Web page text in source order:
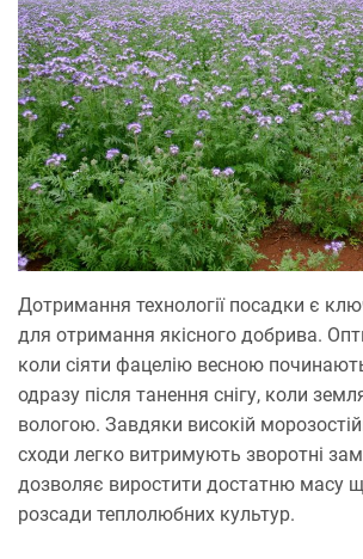
Дотримання технології посадки є
для отримання якісного добрива.
коли сіяти фацелію весною
одразу після танення снігу, коли
вологою. Завдяки високій
сходи легко витримують зворотні
дозволяє виростити достатню масу
розсади теплолюбних культур.